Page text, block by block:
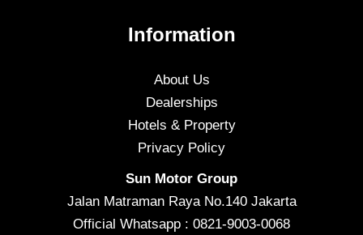
Information
About Us
Dealerships
Hotels & Property
Privacy Policy
Sun Motor Group
Jalan Matraman Raya No.140 Jakarta
Official Whatsapp : 0821-9003-0068